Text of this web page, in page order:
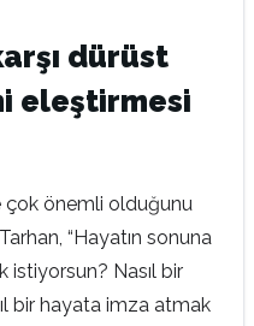
dürüst
eleştirmesi
çok önemli olduğunu
“Hayatın sonuna
istiyorsun? Nasıl bir
bir hayata imza atmak